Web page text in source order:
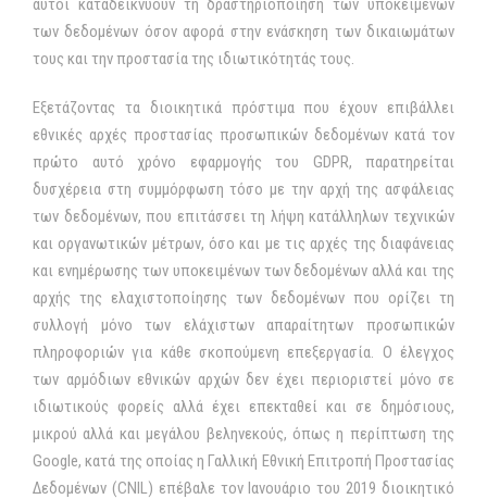
αυτοί καταδεικνύουν τη δραστηριοποίηση των υποκειμένων
των δεδομένων όσον αφορά στην ενάσκηση των δικαιωμάτων
τους και την προστασία της ιδιωτικότητάς τους.
Εξετάζοντας τα διοικητικά πρόστιμα που έχουν επιβάλλει
εθνικές αρχές προστασίας προσωπικών δεδομένων κατά τον
πρώτο αυτό χρόνο εφαρμογής του GDPR, παρατηρείται
δυσχέρεια στη συμμόρφωση τόσο με την αρχή της ασφάλειας
των δεδομένων, που επιτάσσει τη λήψη κατάλληλων τεχνικών
και οργανωτικών μέτρων, όσο και με τις αρχές της διαφάνειας
και ενημέρωσης των υποκειμένων των δεδομένων αλλά και της
αρχής της ελαχιστοποίησης των δεδομένων που ορίζει τη
συλλογή μόνο των ελάχιστων απαραίτητων προσωπικών
πληροφοριών για κάθε σκοπούμενη επεξεργασία. Ο έλεγχος
των αρμόδιων εθνικών αρχών δεν έχει περιοριστεί μόνο σε
ιδιωτικούς φορείς αλλά έχει επεκταθεί και σε δημόσιους,
μικρού αλλά και μεγάλου βεληνεκούς, όπως η περίπτωση της
Google, κατά της οποίας η Γαλλική Εθνική Επιτροπή Προστασίας
Δεδομένων (CNIL) επέβαλε τον Ιανουάριο του 2019 διοικητικό